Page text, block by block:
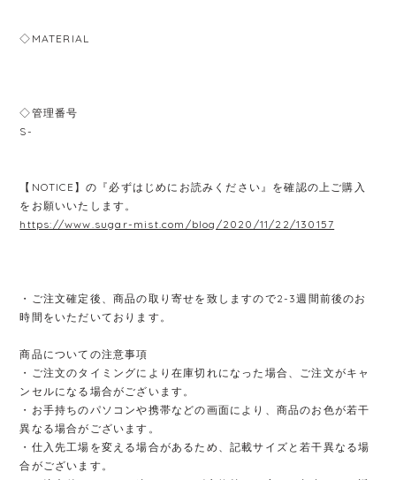
◇MATERIAL
◇管理番号
S-
【NOTICE】の『必ずはじめにお読みください』を確認の上ご購入
をお願いいたします。
https://www.sugar-mist.com/blog/2020/11/22/130157
・ご注文確定後、商品の取り寄せを致しますので2-3週間前後のお
時間をいただいております。
商品についての注意事項
・ご注文のタイミングにより在庫切れになった場合、ご注文がキャ
ンセルになる場合がございます。
・お手持ちのパソコンや携帯などの画面により、商品のお色が若干
異なる場合がございます。
・仕入先工場を変える場合があるため、記載サイズと若干異なる場
合がございます。